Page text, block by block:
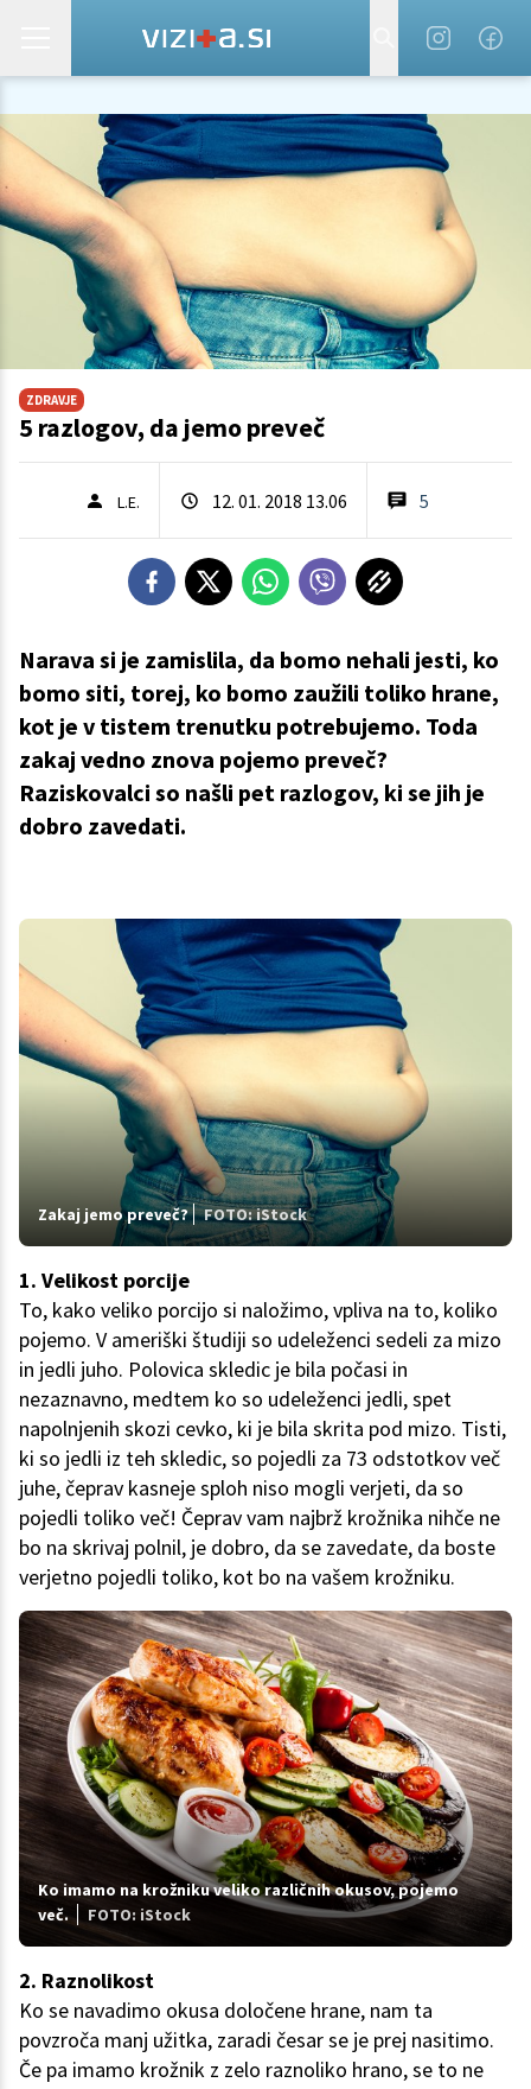
ZDRAVJE
5 razlogov, da jemo preveč
L.E. 12. 01. 2018 13.06 5
Narava si je zamislila, da bomo nehali jesti, ko
bomo siti, torej, ko bomo zaužili toliko hrane,
kot je v tistem trenutku potrebujemo. Toda
zakaj vedno znova pojemo preveč?
Raziskovalci so našli pet razlogov, ki se jih je
dobro zavedati.
Zakaj jemo preveč? FOTO: iStock
1. Velikost porcije
To, kako veliko porcijo si naložimo, vpliva na to, koliko
pojemo. V ameriški študiji so udeleženci sedeli za mizo
in jedli juho. Polovica skledic je bila počasi in
nezaznavno, medtem ko so udeleženci jedli, spet
napolnjenih skozi cevko, ki je bila skrita pod mizo. Tisti,
ki so jedli iz teh skledic, so pojedli za 73 odstotkov več
juhe, čeprav kasneje sploh niso mogli verjeti, da so
pojedli toliko več! Čeprav vam najbrž krožnika nihče ne
bo na skrivaj polnil, je dobro, da se zavedate, da boste
verjetno pojedli toliko, kot bo na vašem krožniku.
Ko imamo na krožniku veliko različnih okusov, pojemo
več.
FOTO: iStock
2. Raznolikost
Ko se navadimo okusa določene hrane, nam ta
povzroča manj užitka, zaradi česar se je prej nasitimo.
Če pa imamo krožnik z zelo raznoliko hrano, se to ne